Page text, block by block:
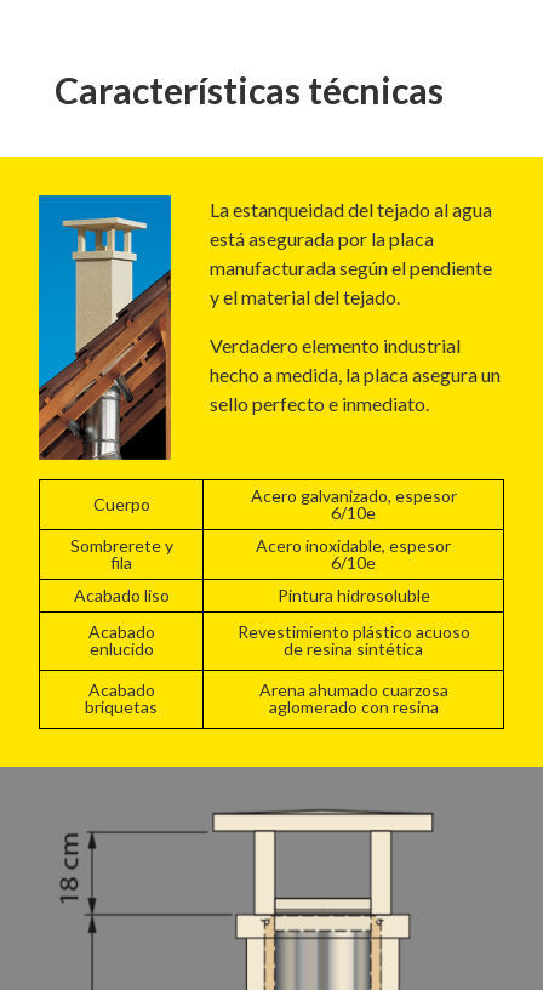
Características técnicas
La estanqueidad del tejado al agua
está asegurada por la placa
manufacturada según el pendiente
y el material del tejado.
Verdadero elemento industrial
hecho a medida, la placa asegura un
sello perfecto e inmediato.
Cuerpo
Acero galvanizado, espesor
6/10e
Sombrerete y
fila
Acero inoxidable, espesor
6/10e
Acabado liso
Pintura hidrosoluble
Acabado
enlucido
Revestimiento plástico acuoso
de resina sintética
Acabado
briquetas
Arena ahumado cuarzosa
aglomerado con resina